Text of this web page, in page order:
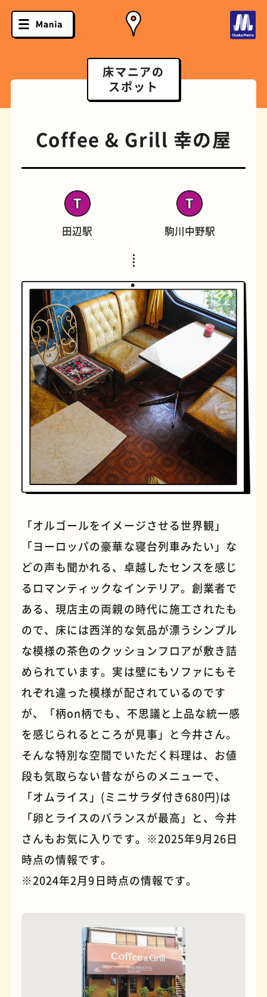
ソフトクリーム スポーツバー
ナポリタン
パンケーキ 手芸
占い 蕎麦
石窯ピザ
床マニアの
スポット
Coffee & Grill 幸の屋
田辺駅 駒川中野駅
「オルゴールをイメージさせる世界観」
「ヨーロッパの豪華な寝台列車みたい」な
どの声も聞かれる、卓越したセンスを感じ
るロマンティックなインテリア。創業者で
ある、現店主の両親の時代に施工されたも
ので、床には西洋的な気品が漂うシンプル
な模様の茶色のクッションフロアが敷き詰
められています。実は壁にもソファにもそ
れぞれ違った模様が配されているのです
が、「柄on柄でも、不思議と上品な統一感
を感じられるところが見事」と今井さん。
そんな特別な空間でいただく料理は、お値
段も気取らない昔ながらのメニューで、
「オムライス」(ミニサラダ付き680円)は
「卵とライスのバランスが最高」と、今井
さんもお気に入りです。※2025年9月26日
時点の情報です。
※2024年2月9日時点の情報です。